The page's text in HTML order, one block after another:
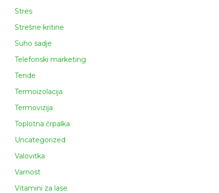
Stres
Strešne kritine
Suho sadje
Telefonski marketing
Tende
Termoizolacija
Termovizija
Toplotna črpalka
Uncategorized
Valovitka
Varnost
Vitamini za lase